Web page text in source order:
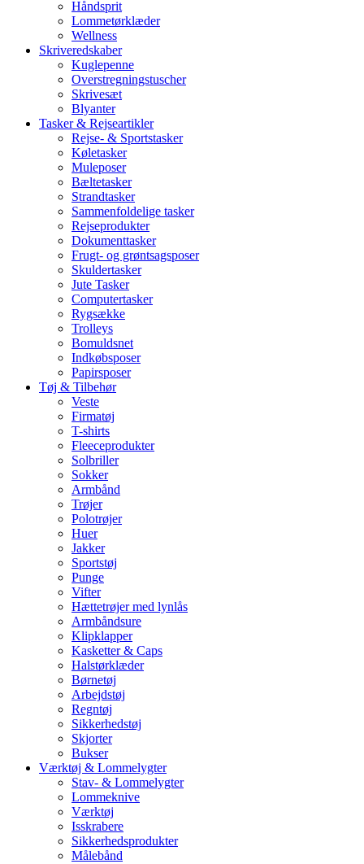
Håndsprit
Lommetørklæder
Wellness
Skriveredskaber
Kuglepenne
Overstregningstuscher
Skrivesæt
Blyanter
Tasker & Rejseartikler
Rejse- & Sportstasker
Køletasker
Muleposer
Bæltetasker
Strandtasker
Sammenfoldelige tasker
Rejseprodukter
Dokumenttasker
Frugt- og grøntsagsposer
Skuldertasker
Jute Tasker
Computertasker
Rygsække
Trolleys
Bomuldsnet
Indkøbsposer
Papirsposer
Tøj & Tilbehør
Veste
Firmatøj
T-shirts
Fleeceprodukter
Solbriller
Sokker
Armbånd
Trøjer
Polotrøjer
Huer
Jakker
Sportstøj
Punge
Vifter
Hættetrøjer med lynlås
Armbåndsure
Klipklapper
Kasketter & Caps
Halstørklæder
Børnetøj
Arbejdstøj
Regntøj
Sikkerhedstøj
Skjorter
Bukser
Værktøj & Lommelygter
Stav- & Lommelygter
Lommeknive
Værktøj
Isskrabere
Sikkerhedsprodukter
Målebånd